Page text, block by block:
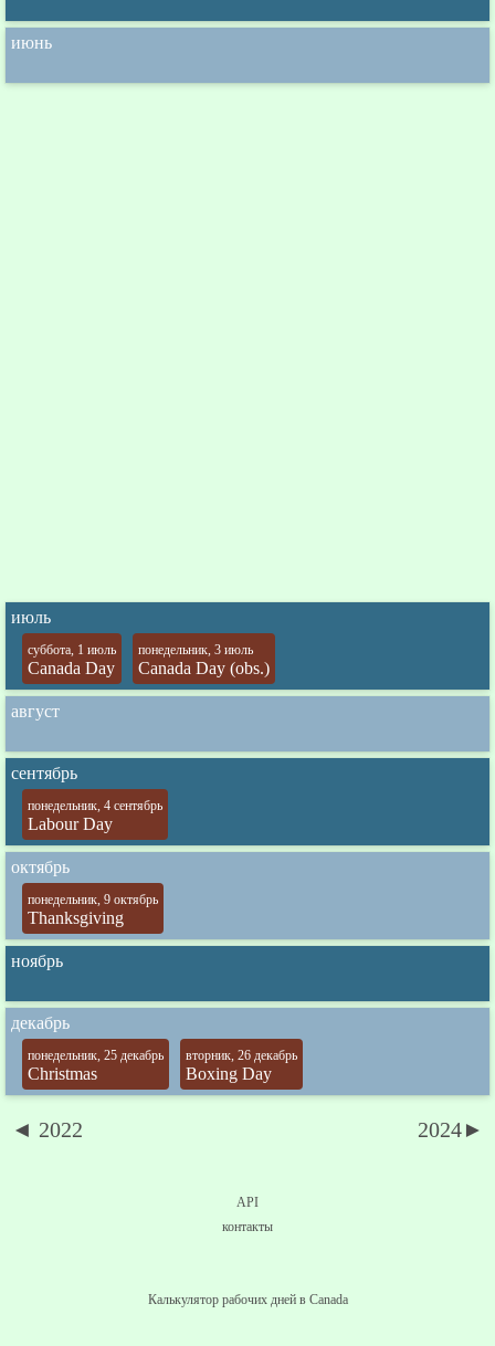
июнь
июль
суббота, 1 июль
Canada Day
понедельник, 3 июль
Canada Day (obs.)
август
сентябрь
понедельник, 4 сентябрь
Labour Day
октябрь
понедельник, 9 октябрь
Thanksgiving
ноябрь
декабрь
понедельник, 25 декабрь
Christmas
вторник, 26 декабрь
Boxing Day
◄ 2022 2024►
API
контакты
Калькулятор рабочих дней в Canada